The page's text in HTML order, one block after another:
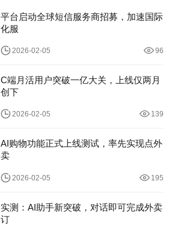
平台启动全球短信服务商招募，加速国际
化服
2026-02-05 96
C端月活用户突破一亿大关，上线仅两月
创下
2026-02-05 139
AI购物功能正式上线测试，率先实现点外
卖
2026-02-05 195
实测：AI助手新突破，对话即可完成外卖
订